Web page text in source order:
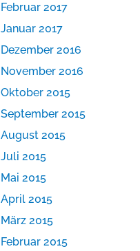
Februar 2017
Januar 2017
Dezember 2016
November 2016
Oktober 2015
September 2015
August 2015
Juli 2015
Mai 2015
April 2015
März 2015
Februar 2015